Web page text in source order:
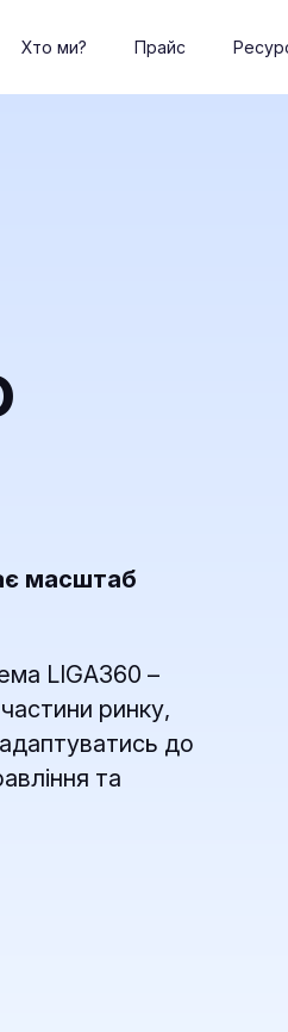
Хто ми? Прайс
масштаб
LIGA360 –
ринку,
до
та